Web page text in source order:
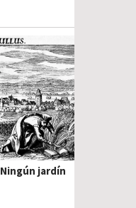
jardín